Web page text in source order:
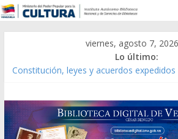
viernes, agosto 7, 2026
Lo último:
Constitución, leyes y acuerdos
Modesta Bor Sánchez [material gráfico]
Gaceta Oficial de la República de